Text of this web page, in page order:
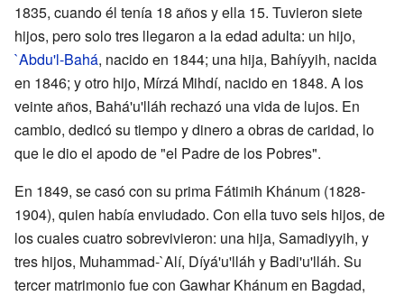
1835, cuando él tenía 18 años y ella 15. Tuvieron siete
hijos, pero solo tres llegaron a la edad adulta: un hijo,
`Abdu'l-Bahá, nacido en 1844; una hija, Bahíyyih, nacida
en 1846; y otro hijo, Mírzá Mihdí, nacido en 1848. A los
veinte años, Bahá'u'lláh rechazó una vida de lujos. En
cambio, dedicó su tiempo y dinero a obras de caridad, lo
que le dio el apodo de "el Padre de los Pobres".
En 1849, se casó con su prima Fátimih Khánum (1828-
1904), quien había enviudado. Con ella tuvo seis hijos, de
los cuales cuatro sobrevivieron: una hija, Samadiyyih, y
tres hijos, Muhammad-`Alí, Díyá'u'lláh y Badi'u'lláh. Su
tercer matrimonio fue con Gawhar Khánum en Bagdad,